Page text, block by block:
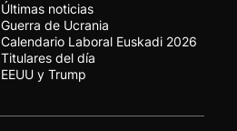
Últimas noticias
Guerra de Ucrania
Calendario Laboral Euskadi 2026
Titulares del día
EEUU y Trump